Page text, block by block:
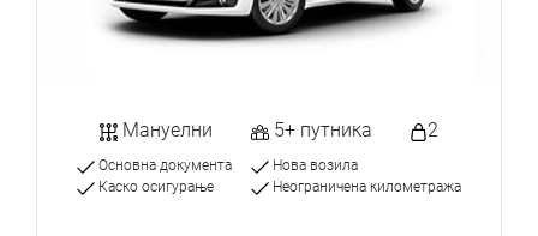
Мануелни 5+ путника 2
Основна документа
Каско осигурање
Нова возила
Неограничена километража